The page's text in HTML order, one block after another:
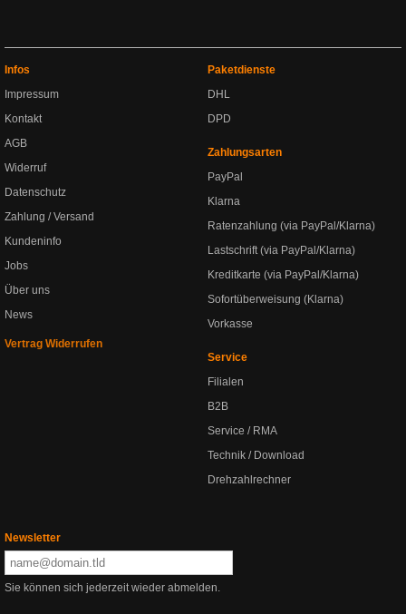
Infos
Impressum
Kontakt
AGB
Widerruf
Datenschutz
Zahlung / Versand
Kundeninfo
Jobs
Über uns
News
Vertrag Widerrufen
Paketdienste
DHL
DPD
Zahlungsarten
PayPal
Klarna
Ratenzahlung (via PayPal/Klarna)
Lastschrift (via PayPal/Klarna)
Kreditkarte (via PayPal/Klarna)
Sofortüberweisung (Klarna)
Vorkasse
Service
Filialen
B2B
Service / RMA
Technik / Download
Drehzahlrechner
Newsletter
Sie können sich jederzeit wieder abmelden.